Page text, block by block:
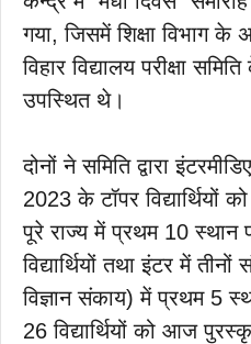
गया, जिसमें शिक्षा विभाग
विहार विद्यालय परीक्षा
उपस्थित थे।
दोनों ने समिति द्वारा
2023 के टॉपर विद्यार्थियों
पूरे राज्य में प्रथम 10 स्थान
विद्यार्थियों तथा इंटर में
विज्ञान संकाय) में प्रथम 5
26 विद्यार्थियों को आज